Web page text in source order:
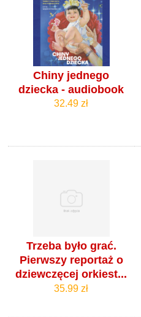
Chiny jednego
dziecka - audiobook
32.49 zł
Trzeba było grać.
Pierwszy reportaż o
dziewczęcej orkiest...
35.99 zł